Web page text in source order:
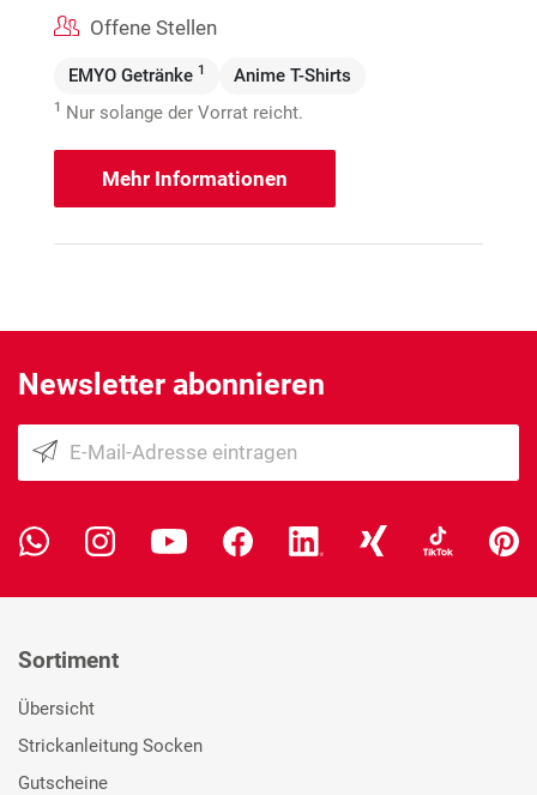
Offene Stellen
EMYO Getränke 1 Anime T-Shirts
1 Nur solange der Vorrat reicht.
Mehr Informationen
Newsletter abonnieren
Sortiment
Übersicht
Strickanleitung Socken
Gutscheine